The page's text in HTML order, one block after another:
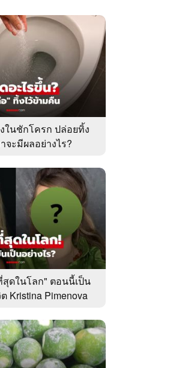
ในชักโครก ปล่อยทิ้ง
จะมีผลอย่างไร?
ดในโลก" ตอนนี้เป็น
Kristina Pimenova